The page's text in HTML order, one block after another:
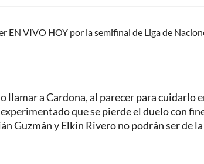
EN VIVO HOY por la semifinal de Liga de
llamar a Cardona, al parecer para cuidarlo
que se pierde el duelo con
Guzmán y Elkin Rivero no podrán ser de